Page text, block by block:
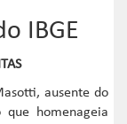
IBGE
ausente do
homenageia